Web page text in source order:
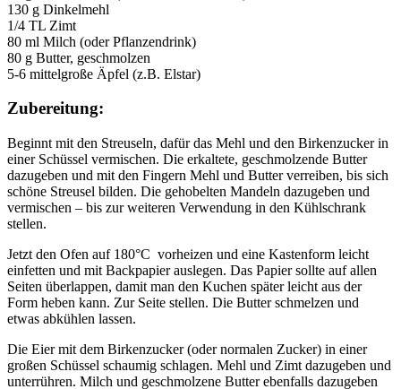
130 g Dinkelmehl
1/4 TL Zimt
80 ml Milch (oder Pflanzendrink)
80 g Butter, geschmolzen
5-6 mittelgroße Äpfel (z.B. Elstar)
Zubereitung:
Beginnt mit den Streuseln, dafür das Mehl und den Birkenzucker in
einer Schüssel vermischen. Die erkaltete, geschmolzende Butter
dazugeben und mit den Fingern Mehl und Butter verreiben, bis sich
schöne Streusel bilden. Die gehobelten Mandeln dazugeben und
vermischen – bis zur weiteren Verwendung in den Kühlschrank
stellen.
Jetzt den Ofen auf 180°C vorheizen und eine Kastenform leicht
einfetten und mit Backpapier auslegen. Das Papier sollte auf allen
Seiten überlappen, damit man den Kuchen später leicht aus der
Form heben kann. Zur Seite stellen. Die Butter schmelzen und
etwas abkühlen lassen.
Die Eier mit dem Birkenzucker (oder normalen Zucker) in einer
großen Schüssel schaumig schlagen. Mehl und Zimt dazugeben und
unterrühren. Milch und geschmolzene Butter ebenfalls dazugeben